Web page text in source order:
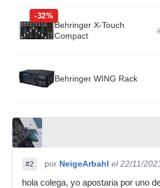
-32%
Behringer X-Touch
Compact
Behringer WING Rack
#2 por NeigeArbahl el 22/11/
hola colega, yo apostaria por uno